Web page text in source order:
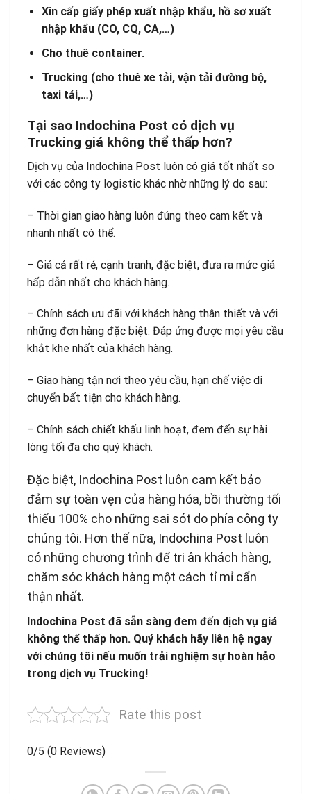
Xin cấp giấy phép xuất nhập khẩu, hồ sơ xuất
nhập khẩu (CO, CQ, CA,…)
Cho thuê container.
Trucking (cho thuê xe tải, vận tải đường bộ,
taxi tải,…)
Tại sao Indochina Post có dịch vụ
Trucking giá không thể thấp hơn?
Dịch vụ của Indochina Post luôn có giá tốt nhất so
với các công ty logistic khác nhờ những lý do sau:
– Thời gian giao hàng luôn đúng theo cam kết và
nhanh nhất có thể.
– Giá cả rất rẻ, cạnh tranh, đặc biệt, đưa ra mức giá
hấp dẫn nhất cho khách hàng.
– Chính sách ưu đãi với khách hàng thân thiết và với
những đơn hàng đặc biệt. Đáp ứng được mọi yêu cầu
khắt khe nhất của khách hàng.
– Giao hàng tận nơi theo yêu cầu, hạn chế việc di
chuyển bất tiện cho khách hàng.
– Chính sách chiết khấu linh hoạt, đem đến sự hài
lòng tối đa cho quý khách.
Đặc biệt, Indochina Post luôn cam kết bảo
đảm sự toàn vẹn của hàng hóa, bồi thường tối
thiểu 100% cho những sai sót do phía công ty
chúng tôi. Hơn thế nữa, Indochina Post luôn
có những chương trình để tri ân khách hàng,
chăm sóc khách hàng một cách tỉ mỉ cẩn
thận nhất.
Indochina Post đã sẵn sàng đem đến dịch vụ giá
không thể thấp hơn. Quý khách hãy liên hệ ngay
với chúng tôi nếu muốn trải nghiệm sự hoàn hảo
trong dịch vụ Trucking!
Rate this post
0/5 (0 Reviews)